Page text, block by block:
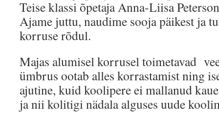
Teise klassi õpetaja Anna-Liisa
Ajame juttu, naudime sooja päikest ja
korruse rõdul.
Majas alumisel korrusel toimetavad
ümbrus ootab alles korrastamist ning
ajutine, kuid koolipere ei mallanud
ja nii kolitigi nädala alguses uude